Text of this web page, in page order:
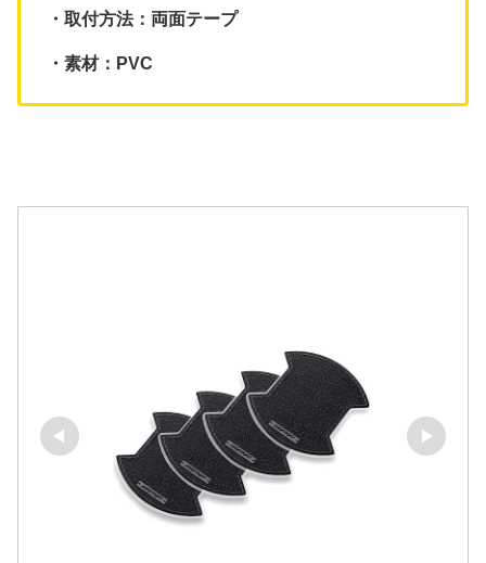
・取付方法：両面テープ
・素材：PVC